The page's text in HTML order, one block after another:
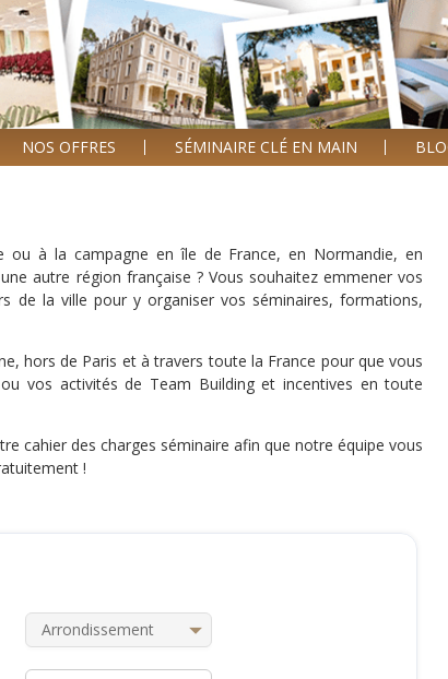
NOS OFFRES SÉMINAIRE CLÉ EN MAIN
à la campagne en île de France, en Normandie, en
autre région française ? Vous souhaitez emmener vos
de la ville pour y organiser vos séminaires, formations,
hors de Paris et à travers toute la France pour que vous
vos activités de Team Building et incentives en toute
cahier des charges séminaire afin que notre équipe vous
!